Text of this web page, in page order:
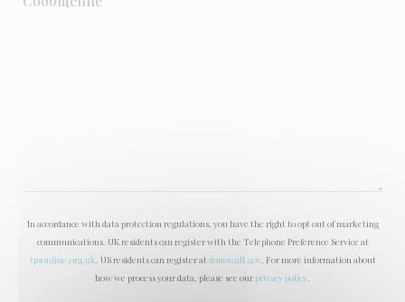
In accordance with data protection regulations, you have the right to opt out of marketing
communications. UK residents can register with the Telephone Preference Service at
tpsonline.org.uk . US residents can register at donotcall.gov. For more information about
how we process your data, please see ourprivacy policy